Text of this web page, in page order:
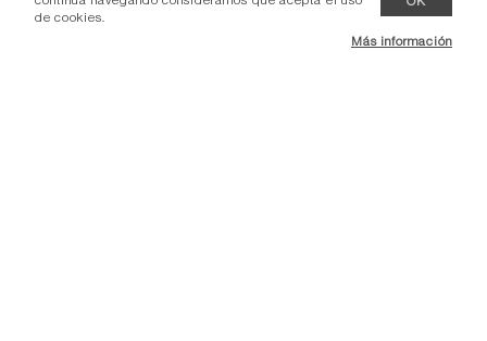
de cookies.
Más información